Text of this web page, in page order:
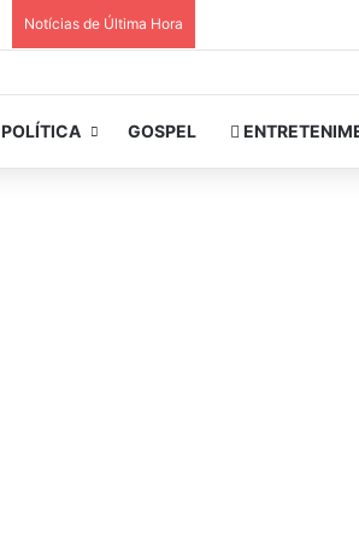
Notícias de Última Hora
POLÍTICA GOSPEL